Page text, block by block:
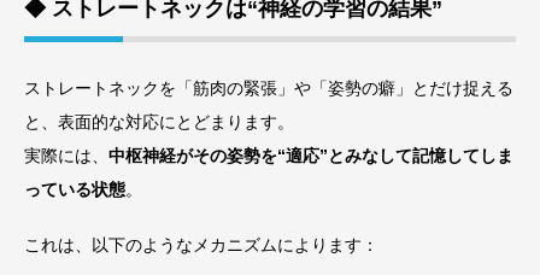
◆ ストレートネックは“神経の学習の結果”
ストレートネックを「筋肉の緊張」や「姿勢の癖」とだけ捉える
と、表面的な対応にとどまります。
実際には、 中枢神経がその姿勢を“適応”とみなして記憶してしま
っている状態。
これは、以下のようなメカニズムによります：